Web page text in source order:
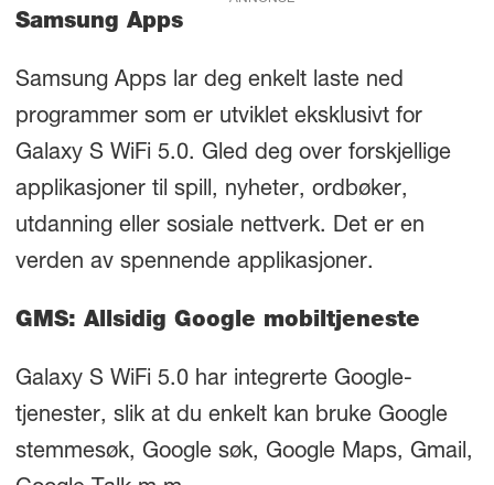
Samsung Apps
Samsung Apps lar deg enkelt laste ned
programmer som er utviklet eksklusivt for
Galaxy S WiFi 5.0. Gled deg over forskjellige
applikasjoner til spill, nyheter, ordbøker,
utdanning eller sosiale nettverk. Det er en
verden av spennende applikasjoner.
GMS: Allsidig Google mobiltjeneste
Galaxy S WiFi 5.0 har integrerte Google-
tjenester, slik at du enkelt kan bruke Google
stemmesøk, Google søk, Google Maps, Gmail,